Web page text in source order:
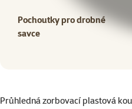
Pochoutky pro drobné
savce
superzoo.product.detail.content
Průhledná zorbovací plastová